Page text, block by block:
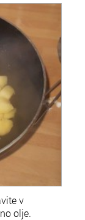
v
olje.